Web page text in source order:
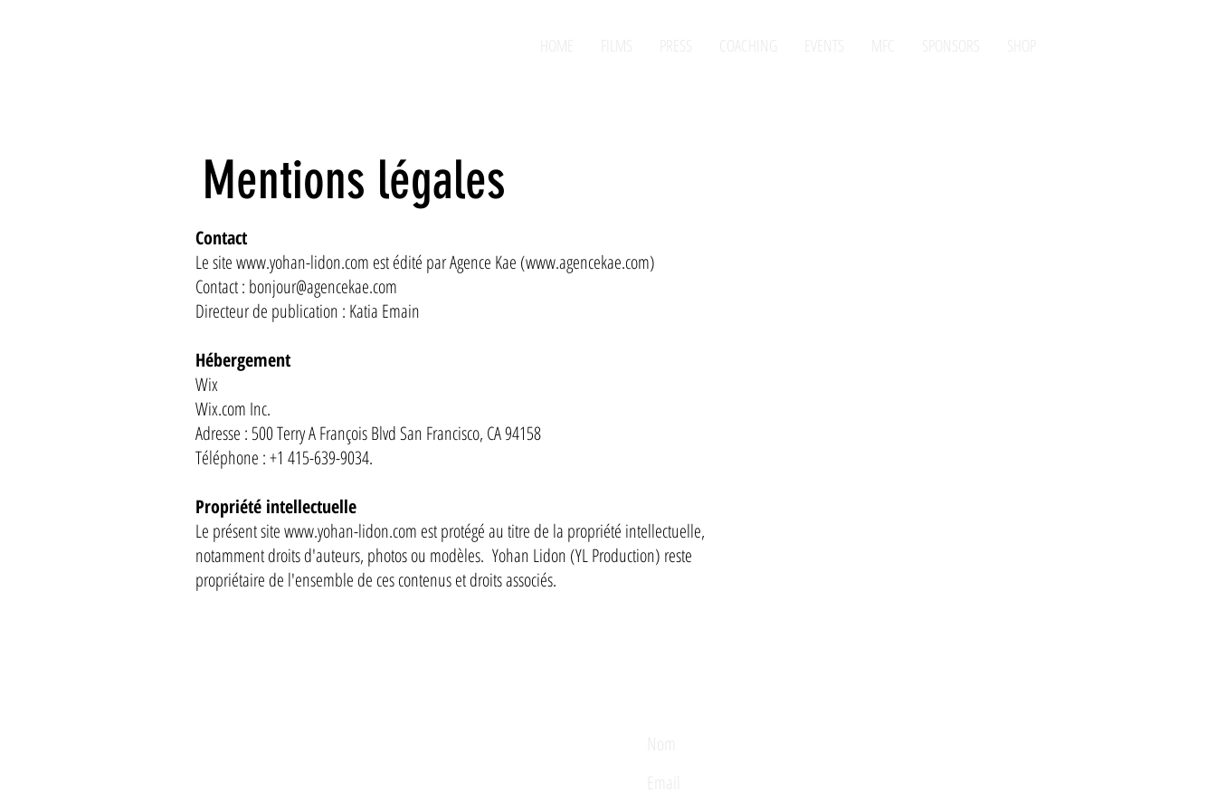
Mentions légales
Contact
Le sitewww.yohan-lidon.com est édité par Agence Kae (www.agencekae.com)
Contact : bonjour@agencekae.com
Directeur de publication : Katia Emain
Hébergement
Wix
Wix.com Inc.
Adresse : 500 Terry A François Blvd San Francisco, CA 94158
Téléphone : +1 415-639-9034.
Propriété intellectuelle
Le présent sitewww.yohan-lidon.com est protégé au titre de la propriété intellectuelle,
notamment droits d'auteurs, photos ou modèles. Yohan Lidon (YL Production) reste
propriétaire de l'ensemble de ces contenus et droits associés.